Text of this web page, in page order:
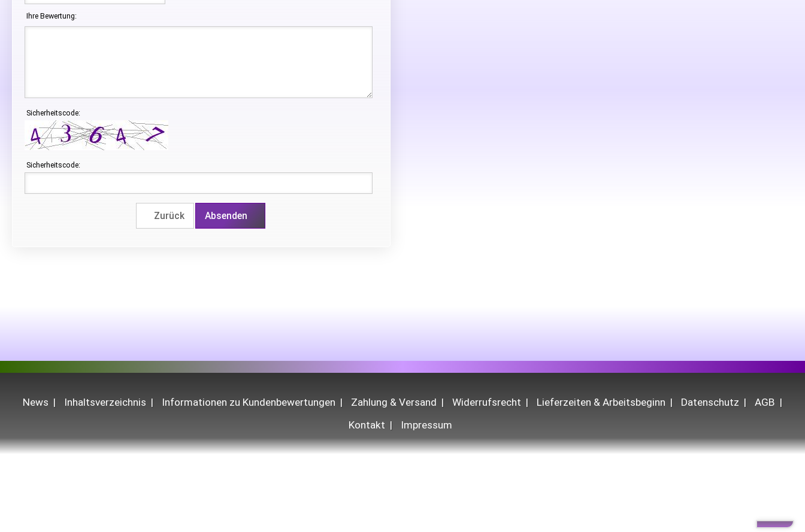
Ihre Bewertung:
Sicherheitscode:
Sicherheitscode:
Zurück Absenden
News Inhaltsverzeichnis Informationen zu Kundenbewertungen Zahlung & Versand Widerrufsrecht Lieferzeiten & Arbeitsbeginn Datenschutz
AGB
Kontakt
Impressum